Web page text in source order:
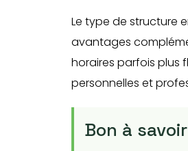
Le type de structure
avantages
horaires parfois plus
personnelles et
Bon à savoir